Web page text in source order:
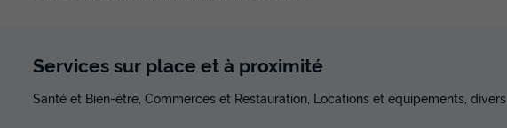
Services sur place et à proximité
Santé et Bien-être, Commerces et Restauration, Locations et équipements, divers